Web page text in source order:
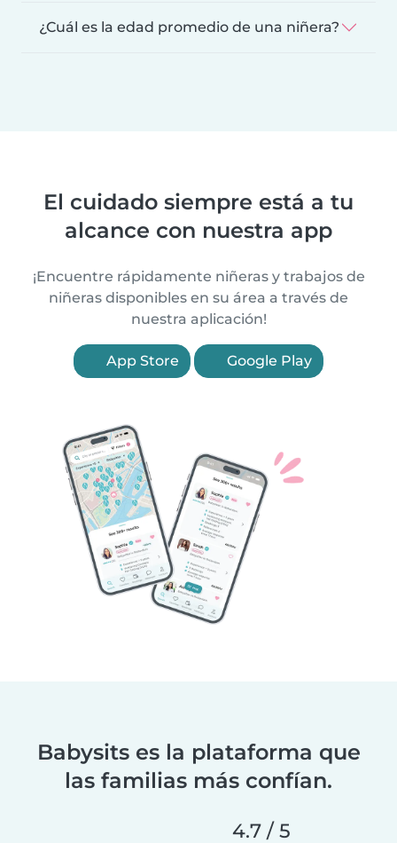
¿Cuál es la edad promedio de una niñera?
El cuidado siempre está a tu
alcance con nuestra app
¡Encuentre rápidamente niñeras y trabajos de
niñeras disponibles en su área a través de
nuestra aplicación!
App Store Google Play
Babysits es la plataforma que
las familias más confían.
4.7 / 5